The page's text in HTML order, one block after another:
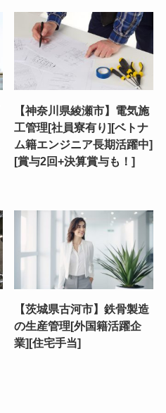
【神奈川県綾瀬市】電気施
工管理[社員寮有り][ベトナ
ム籍エンジニア長期活躍中]
[賞与2回+決算賞与も！]
【茨城県古河市】鉄骨製造
の生産管理[外国籍活躍企
業][住宅手当]